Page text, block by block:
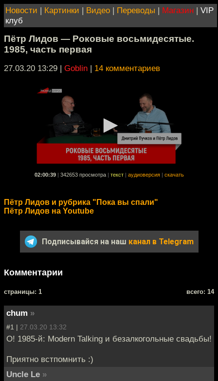
Новости | Картинки | Видео | Переводы | Магазин | VIP
клуб
Пётр Лидов — Роковые восьмидесятые.
1985, часть первая
27.03.20 13:29 | Goblin | 14 комментариев
02:00:39 342653 просмотра текст аудиоверсия скачать
Пётр Лидов и рубрика "Пока вы спали"
Пётр Лидов на Youtube
Подписывайся на наш канал в Telegram
Комментарии
cтраницы: 1 всего: 14
chum »
#1 | 27.03.20 13:32
О! 1985-й: Modern Talking и безалкогольные свадьбы!
Приятно встпомнить :)
Uncle Le »